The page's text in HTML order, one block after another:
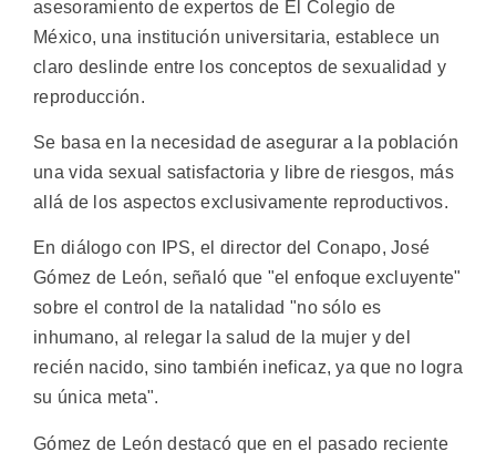
asesoramiento de expertos de El Colegio de
México, una institución universitaria, establece un
claro deslinde entre los conceptos de sexualidad y
reproducción.
Se basa en la necesidad de asegurar a la población
una vida sexual satisfactoria y libre de riesgos, más
allá de los aspectos exclusivamente reproductivos.
En diálogo con IPS, el director del Conapo, José
Gómez de León, señaló que "el enfoque excluyente"
sobre el control de la natalidad "no sólo es
inhumano, al relegar la salud de la mujer y del
recién nacido, sino también ineficaz, ya que no logra
su única meta".
Gómez de León destacó que en el pasado reciente